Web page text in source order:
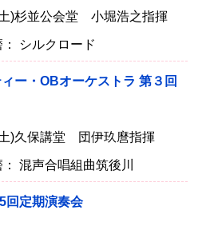
)杉並公会堂 小堀浩之指揮
シルクロード
ー・OBオーケストラ 第３回
)久保講堂 団伊玖麿指揮
混声合唱組曲筑後川
回定期演奏会